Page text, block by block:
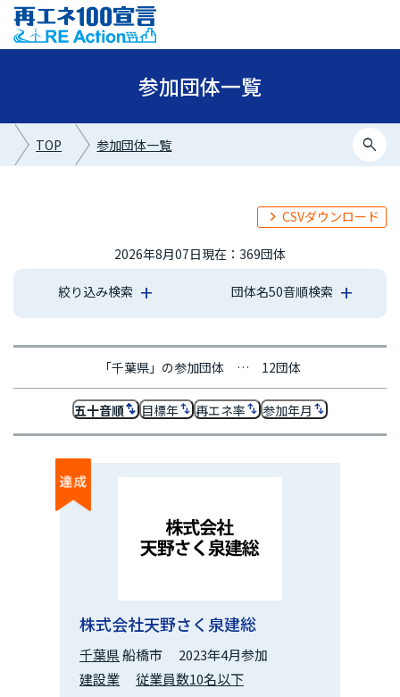
参加団体一覧
TOP 参加団体一覧 search
CSVダウンロード
2026年8月07日現在：369団体
絞り込み検索 団体名50音順検索
「千葉県」の参加団体 … 12団体
五十音順 目標年 再エネ率 参加年月
株式会社天野さく泉建総
千葉県船橋市
2023年4月参加
建設業
従業員数10名以下